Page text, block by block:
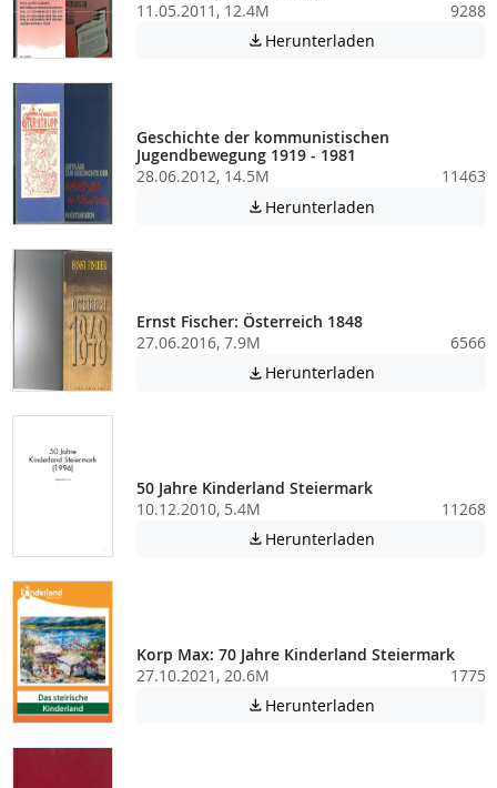
11.05.2011, 12.4M
9288
 Herunterladen
Geschichte der kommunistischen
Jugendbewegung 1919 - 1981
28.06.2012, 14.5M
11463
 Herunterladen
Ernst Fischer: Österreich 1848
27.06.2016, 7.9M
6566
 Herunterladen
50 Jahre Kinderland Steiermark
10.12.2010, 5.4M
11268
 Herunterladen
Korp Max: 70 Jahre Kinderland Steiermark
27.10.2021, 20.6M
1775
 Herunterladen